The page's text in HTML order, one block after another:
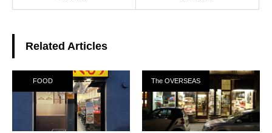
Related Articles
FOOD The OVERSEAS